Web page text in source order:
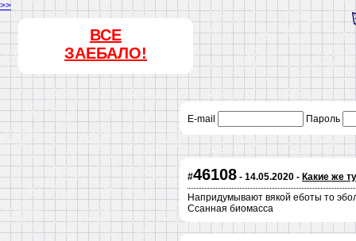
>>
ВСЕ
ЗАЕБАЛО!
E-mail Пароль
#46108 - 14.05.2020 - Какие же
Напридумывают вякой еботы то
Ссанная биомасса